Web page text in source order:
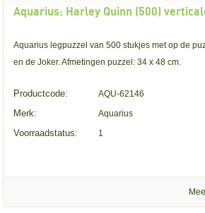
Aquarius: Harley Quinn (500)
Aquarius legpuzzel van 500 stukjes met op de
en de Joker. Afmetingen puzzel: 34 x 48 cm.
Productcode: AQU-62146
Merk: Aquarius
Voorraadstatus: 1